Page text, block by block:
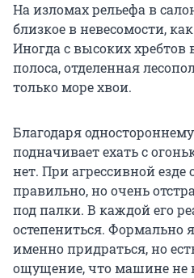
На изломах рельефа в
близкое в невесомости,
Иногда с высоких хребтов
полоса, отделенная
только море хвои.
Благодаря
подначивает ехать с
нет. При агрессивной езде
правильно, но очень
под палки. В каждой его
остепениться. Формально
именно придраться, но
ощущение, что машине не